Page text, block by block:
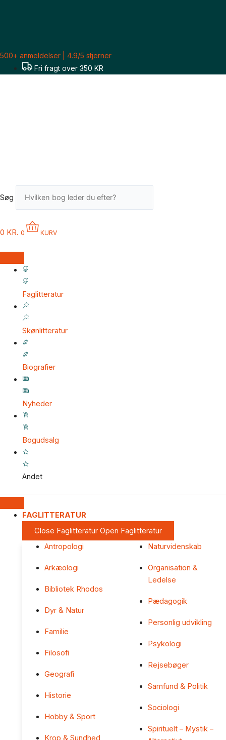
500+ anmeldelser | 4.9/5 stjerner
Fri fragt over 350 KR
Søg
0 KR. 0 KURV
Faglitteratur
Skønlitteratur
Biografier
Nyheder
Bogudsalg
Andet
FAGLITTERATUR
Close Faglitteratur Open Faglitteratur
Antropologi
Arkæologi
Bibliotek Rhodos
Dyr & Natur
Familie
Filosofi
Geografi
Historie
Hobby & Sport
Krop & Sundhed
Naturvidenskab
Organisation &
Ledelse
Pædagogik
Personlig udvikling
Psykologi
Rejsebøger
Samfund & Politik
Sociologi
Spirituelt – Mystik –